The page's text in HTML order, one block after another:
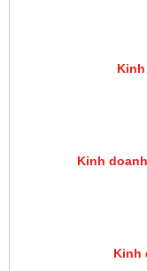
Kinh
Kinh
Kinh